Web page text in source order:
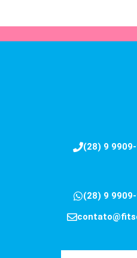
(28) 9
(28) 9